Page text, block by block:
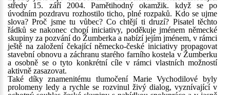
středy 15. září 2004. Pamětihodný okamžik. když se po
úvodním pozdravu rozhostilo ticho, plné rozpaků. Kdo se ujme
slova? Proč jsme tu vůbec? Co chtějí ti druzí? Pisatel těchto
řádků se nakonec chopí iniciativy, poděkuje jménem německé
skupiny za pozvání do Žumberka a nabízí jejím jménem, v rámci
ještě na založení čekající německo-české iniciativy propagovat
stavební obnovu a záchranu starého farního kostela v Žumberku
a osobně se o tyto konkrétní cíle v rámci vlastních možností
aktivně zasazovat.
Také díky znamenitému tlumočení Marie Vychodilové byly
prolomeny ledy a rychle se rozvinul živý dialog, vyznívající v